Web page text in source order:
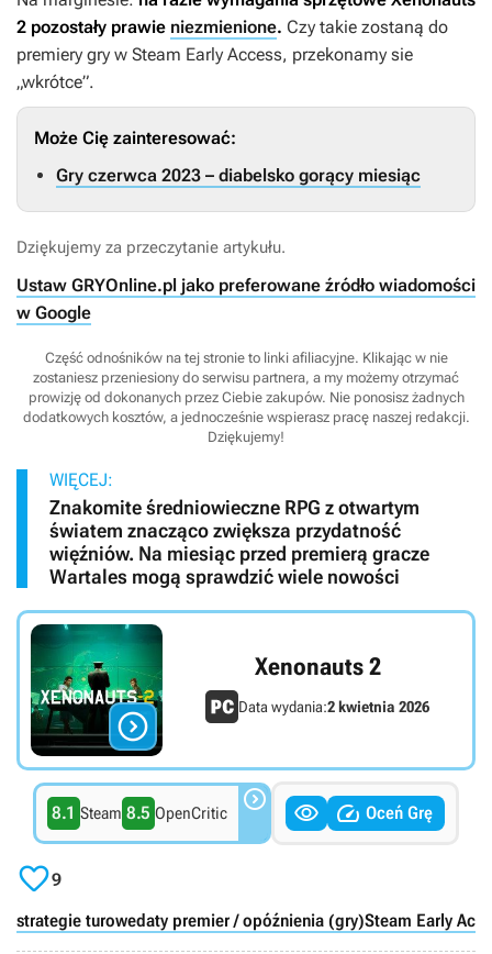
2 pozostały prawie niezmienione. Czy takie zostaną do
premiery gry w Steam Early Access, przekonamy sie
„wkrótce”.
Może Cię zainteresować:
Gry czerwca 2023 – diabelsko gorący miesiąc
Dziękujemy za przeczytanie artykułu.
Ustaw GRYOnline.pl jako preferowane źródło wiadomości
w Google
Część odnośników na tej stronie to linki afiliacyjne. Klikając w nie
zostaniesz przeniesiony do serwisu partnera, a my możemy otrzymać
prowizję od dokonanych przez Ciebie zakupów. Nie ponosisz żadnych
dodatkowych kosztów, a jednocześnie wspierasz pracę naszej redakcji.
Dziękujemy!
WIĘCEJ:
Znakomite średniowieczne RPG z otwartym
światem znacząco zwiększa przydatność
więźniów. Na miesiąc przed premierą gracze
Wartales mogą sprawdzić wiele nowości

Xenonauts 2
Data wydania:2 kwietnia 2026
8.1 Steam 8.5 OpenCritic    Oceń Grę
9
strategie turowedaty premier / opóźnienia (gry)Steam Early